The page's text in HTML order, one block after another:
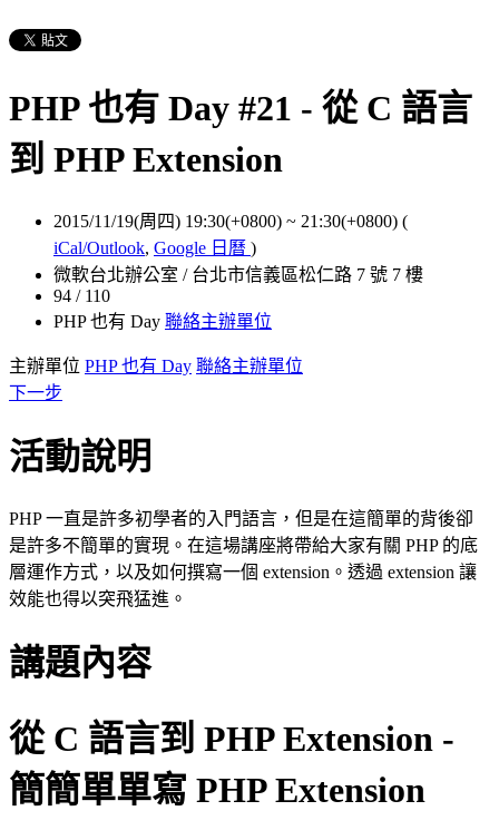
PHP 也有 Day #21 - 從 C 語言
到 PHP Extension
2015/11/19(周四) 19:30(+0800) ~ 21:30(+0800) (
iCal/Outlook, Google 日曆 )
微軟台北辦公室 / 台北市信義區松仁路 7 號 7 樓
94 / 110
PHP 也有 Day 聯絡主辦單位
主辦單位 PHP 也有 Day 聯絡主辦單位
下一步
活動說明
PHP 一直是許多初學者的入門語言，但是在這簡單的背後卻
是許多不簡單的實現。在這場講座將帶給大家有關 PHP 的底
層運作方式，以及如何撰寫一個 extension。透過 extension 讓
效能也得以突飛猛進。
講題內容
從 C 語言到 PHP Extension -
簡簡單單寫 PHP Extension